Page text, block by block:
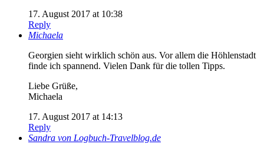
17. August 2017 at 10:38
Reply
Michaela
Georgien sieht wirklich schön aus. Vor allem die Höhlenstadt
finde ich spannend. Vielen Dank für die tollen Tipps.
Liebe Grüße,
Michaela
17. August 2017 at 14:13
Reply
Sandra von Logbuch-Travelblog.de